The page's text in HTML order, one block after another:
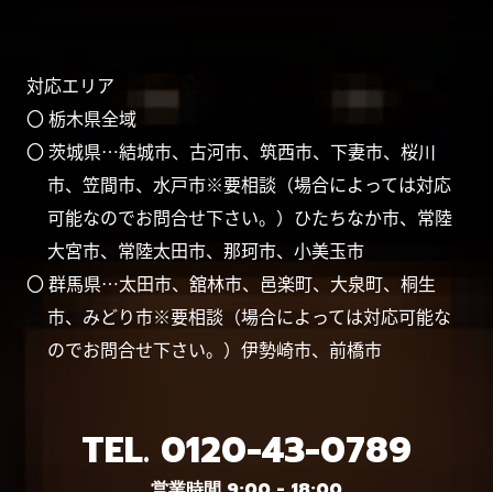
対応エリア
〇 栃木県全域
〇 茨城県…結城市、古河市、筑西市、下妻市、桜川
市、笠間市、水戸市※要相談（場合によっては対応
可能なのでお問合せ下さい。）ひたちなか市、常陸
大宮市、常陸太田市、那珂市、小美玉市
〇 群馬県…太田市、舘林市、邑楽町、大泉町、桐生
市、みどり市※要相談（場合によっては対応可能な
のでお問合せ下さい。）伊勢崎市、前橋市
TEL. 0120-43-0789